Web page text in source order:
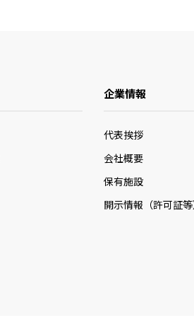
企業情報
代表挨拶
会社概要
保有施設
開示情報（許可証等